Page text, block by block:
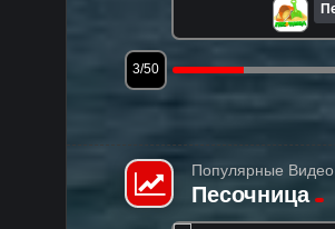
3/50
Популярные
Песочница